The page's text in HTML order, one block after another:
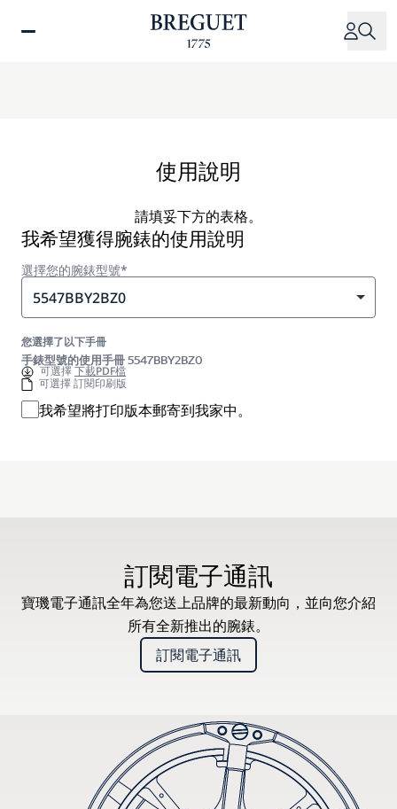
使用說明
請填妥下方的表格。
我希望獲得腕錶的使用說明
選擇您的腕錶型號*
5547BBY2BZ0
您選擇了以下手冊
手錶型號的使用手冊 5547BBY2BZ0
可選擇下載PDF檔
可選擇 訂閱印刷版
我希望將打印版本郵寄到我家中。
訂閱電子通訊
寶璣電子通訊全年為您送上品牌的最新動向，並向您介紹
所有全新推出的腕錶。
訂閱電子通訊